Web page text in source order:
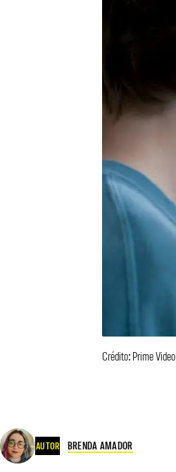
Crédito: Prime Video
AUTOR BRENDA AMADOR